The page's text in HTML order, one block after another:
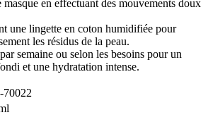
masque en effectuant des mouvements doux
une lingette en coton humidifiée pour
les résidus de la peau.
semaine ou selon les besoins pour un
et une hydratation intense.